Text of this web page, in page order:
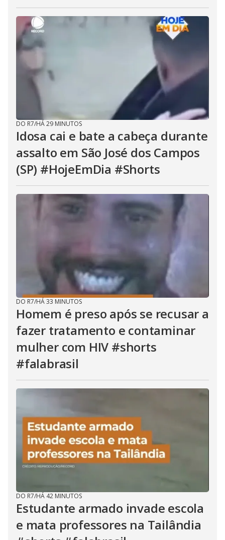
DO R7/HÁ 29 MINUTOS
Idosa cai e bate a cabeça durante
assalto em São José dos Campos
(SP) #HojeEmDia #Shorts
DO R7/HÁ 33 MINUTOS
Homem é preso após se recusar a
fazer tratamento e contaminar
mulher com HIV #shorts
#falabrasil
DO R7/HÁ 42 MINUTOS
Estudante armado invade escola
e mata professores na Tailândia